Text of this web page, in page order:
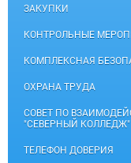
ЗАКУПКИ
КОНТРОЛЬНЫЕ
КОМПЛЕКСНАЯ
ОХРАНА ТРУДА
СОВЕТ ПО
"СЕВЕРНЫЙ КОЛЛЕДЖ"
ТЕЛЕФОН ДОВЕРИЯ